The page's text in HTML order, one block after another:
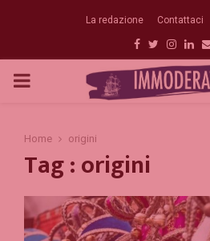
La redazione Contattaci
Facebook
Twitter
PRIMARY
Home origini
Tag : origini